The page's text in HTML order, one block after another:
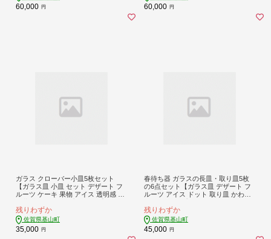
60,000 円 60,000 円
ガラス クローバー小皿5枚セット
【ガラス皿 小皿 セット デザート フ
ルーツ ケーキ 果物 アイス 透明感 四
99
残りわずか
佐賀県基山町
35,000 円
春待ち器 ガラスの長皿・取り皿5枚
の6点セット【ガラス皿 デザート フ
ルーツ アイス ドット 取り皿 かわい
贈り物】K003107
残りわずか
佐賀県基山町
45,000 円